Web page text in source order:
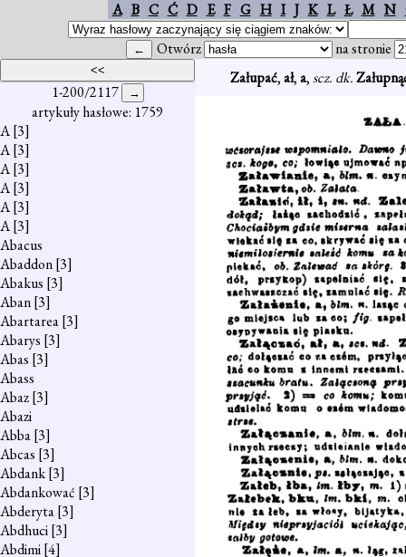
A B C Ć D E F G H I J K L Ł M N
Otwórz na stronie
1-200/2117
artykuły hasłowe: 1759
A[3]
A[3]
A[3]
A[3]
A[3]
A[3]
Abacus
Abaddon[3]
Abakus [3]
Aban[3]
Abartarea[3]
Abarys [3]
Abas [3]
Abass
Abaz[3]
Abazi
Abba[3]
Abcas [3]
Abdank[3]
Abdankować [3]
Abderyta[3]
Abdhuci[3]
Abdimi[4]
Załupać,ał,a,scz. dk.